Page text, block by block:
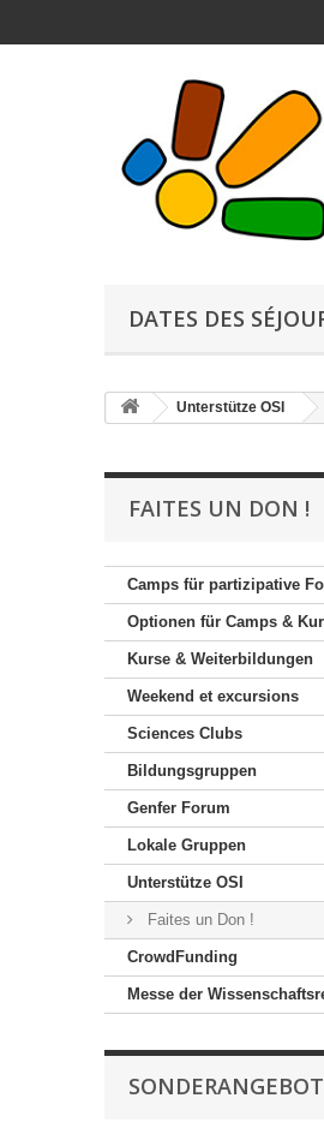
DATES DES
Unterstütze OSI
FAITES UN DON !
Camps für partizipative
Optionen für Camps &
Kurse & Weiterbildungen
Weekend et excursions
Sciences Clubs
Bildungsgruppen
Genfer Forum
Lokale Gruppen
Unterstütze OSI
Faites un Don !
CrowdFunding
Messe der